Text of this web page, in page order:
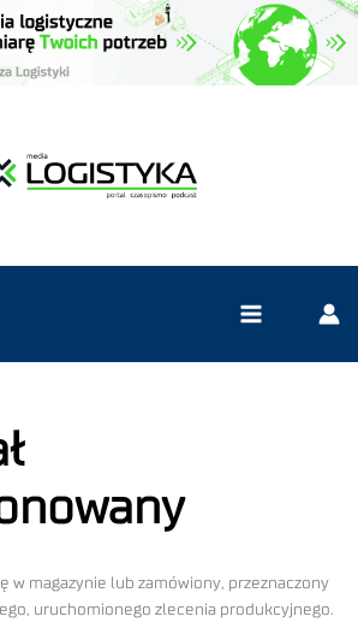
w magazynie lub zamówiony, przeznaczony
uruchomionego zlecenia produkcyjnego.